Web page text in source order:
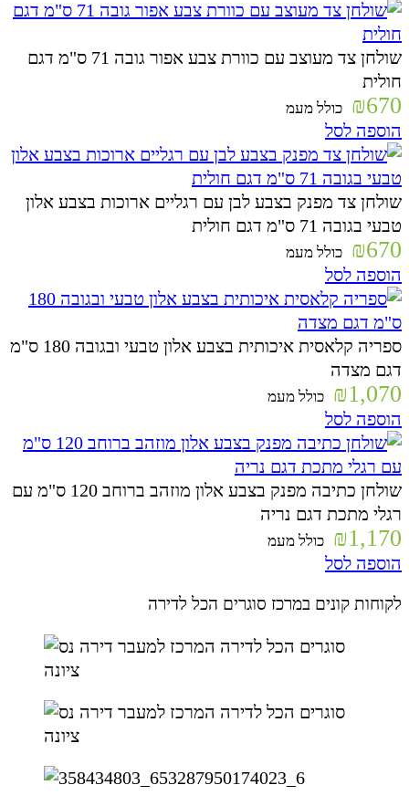
שולחן צד מעוצב עם כוורת צבע אפור גובה 71 ס"מ דגם
חולית
₪670 כולל מעמ
הוספה לסל
שולחן צד מפנק בצבע לבן עם רגליים ארוכות בצבע אלון
טבעי בגובה 71 ס"מ דגם חולית
₪670 כולל מעמ
הוספה לסל
ספריה קלאסית איכותית בצבע אלון טבעי ובגובה 180 ס"מ
דגם מצדה
₪1,070 כולל מעמ
הוספה לסל
שולחן כתיבה מפנק בצבע אלון מוזהב ברוחב 120 ס"מ עם
רגלי מתכת דגם נריה
₪1,170 כולל מעמ
הוספה לסל
לקוחות קונים במרכז סוגרים הכל לדירה